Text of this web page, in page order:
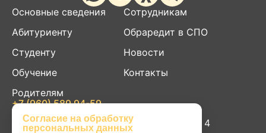
Основные сведения
Абитуриенту
Студенту
Обучение
Родителям
Сотрудникам
Обраредит в СПО
Новости
Контакты
+7 (960) 589 94-59
smolurik@yandex.ru
214004, г. Смоленск, ул. Пригородная д. 4
Согласие на обработку
персональных данных